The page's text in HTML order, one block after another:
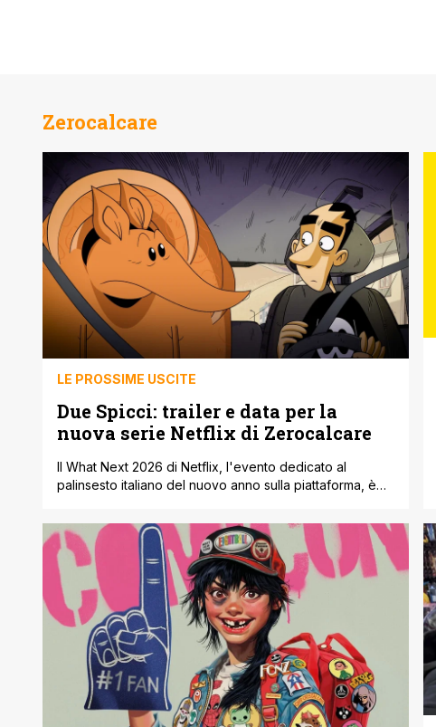
Zerocalcare
LE PROSSIME USCITE
Due Spicci: trailer e data per la
nuova serie Netflix di Zerocalcare
Il What Next 2026 di Netflix, l'evento dedicato al
palinsesto italiano del nuovo anno sulla piattaforma, è
uscita della nuova serie animata di Zerocalcare, Due
spicci. Svelata a Lucca Comics ' Games, anche in questa
occasione, la serie sarà ancora una volta scritta e
diretta dal [']